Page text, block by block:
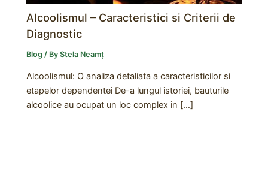
Alcoolismul – Caracteristici si Criterii de
Diagnostic
Blog / ByStela Neamț
Alcoolismul: O analiza detaliata a caracteristicilor si
etapelor dependentei De-a lungul istoriei, bauturile
alcoolice au ocupat un loc complex in […]